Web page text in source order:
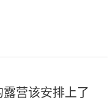
营该安排上了